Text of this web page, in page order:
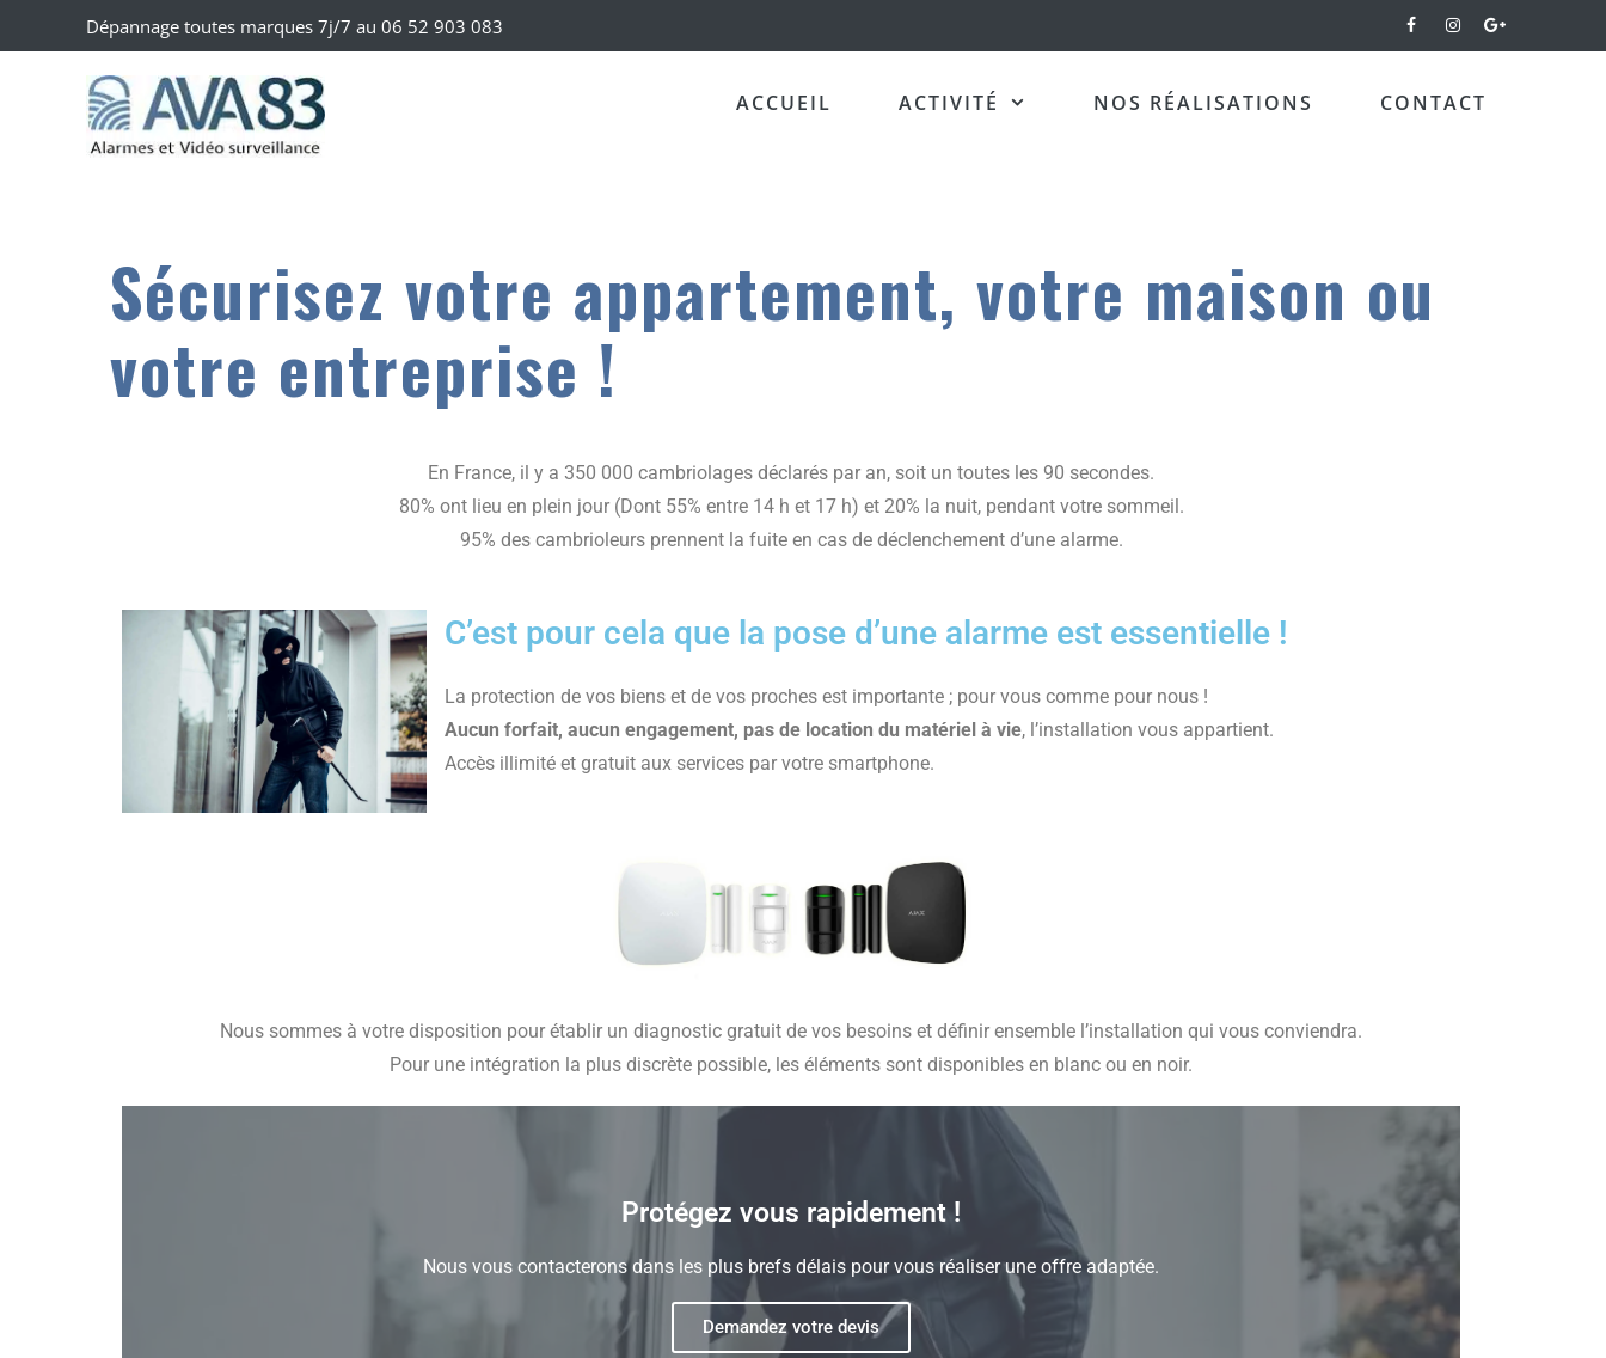
Dépannage toutes marques 7j/7 au 06 52 903 083
ACCUEIL ACTIVITÉ NOS RÉALISATIONS CONTACT
Sécurisez votre appartement, votre maison ou
votre entreprise !​
En France, il y a 350 000 cambriolages déclarés par an, soit un toutes les 90 secondes.
80% ont lieu en plein jour (Dont 55% entre 14 h et 17 h) et 20% la nuit, pendant votre sommeil.
95% des cambrioleurs prennent la fuite en cas de déclenchement d’une alarme.
C’est pour cela que la pose d’une alarme est essentielle !
La protection de vos biens et de vos proches est importante ; pour vous comme pour nous !
Aucun forfait, aucun engagement, pas de location du matériel à vie, l’installation vous appartient.
Accès illimité et gratuit aux services par votre smartphone.
Nous sommes à votre disposition pour établir un diagnostic gratuit de vos besoins et définir ensemble l’installation qui vous conviendra.
Pour une intégration la plus discrète possible, les éléments sont disponibles en blanc ou en noir.
Protégez vous rapidement !
Nous vous contacterons dans les plus brefs délais pour vous réaliser une offre adaptée.
Demandez votre devis